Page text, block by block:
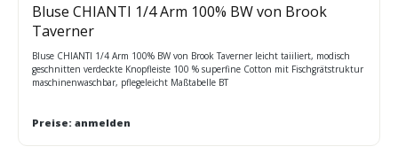
Bluse CHIANTI 1/4 Arm 100% BW von Brook
Taverner
Bluse CHIANTI 1/4 Arm 100% BW von Brook Taverner leicht taiiliert, modisch
geschnitten verdeckte Knopfleiste 100 % superfine Cotton mit Fischgrätstruktur
maschinenwaschbar, pflegeleicht Maßtabelle BT
Preise: anmelden